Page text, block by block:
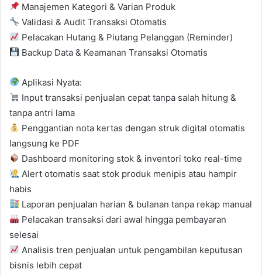
Manajemen Kategori & Varian Produk
Validasi & Audit Transaksi Otomatis
Pelacakan Hutang & Piutang Pelanggan (Reminder)
Backup Data & Keamanan Transaksi Otomatis
Aplikasi Nyata:
Input transaksi penjualan cepat tanpa salah hitung &
tanpa antri lama
Penggantian nota kertas dengan struk digital otomatis
langsung ke PDF
Dashboard monitoring stok & inventori toko real-time
Alert otomatis saat stok produk menipis atau hampir
habis
Laporan penjualan harian & bulanan tanpa rekap manual
Pelacakan transaksi dari awal hingga pembayaran
selesai
Analisis tren penjualan untuk pengambilan keputusan
bisnis lebih cepat